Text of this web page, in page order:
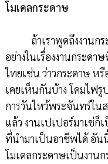
โมเดลกระดาษ
ถ้าเราพูดถึงงานก
อย่างในเรื่องงานกระด
ไทยเช่น ว่าวกระดาษ ห
เคยเห็นกันบ้าง โคมไฟ
การวันไหว้พระจันทร์ใ
แล้ว งานเปเปอร์มาเช่
ที่นำมาเป็นอาชีพได้ อัน
โมเดลกระดาษเป็นงาน